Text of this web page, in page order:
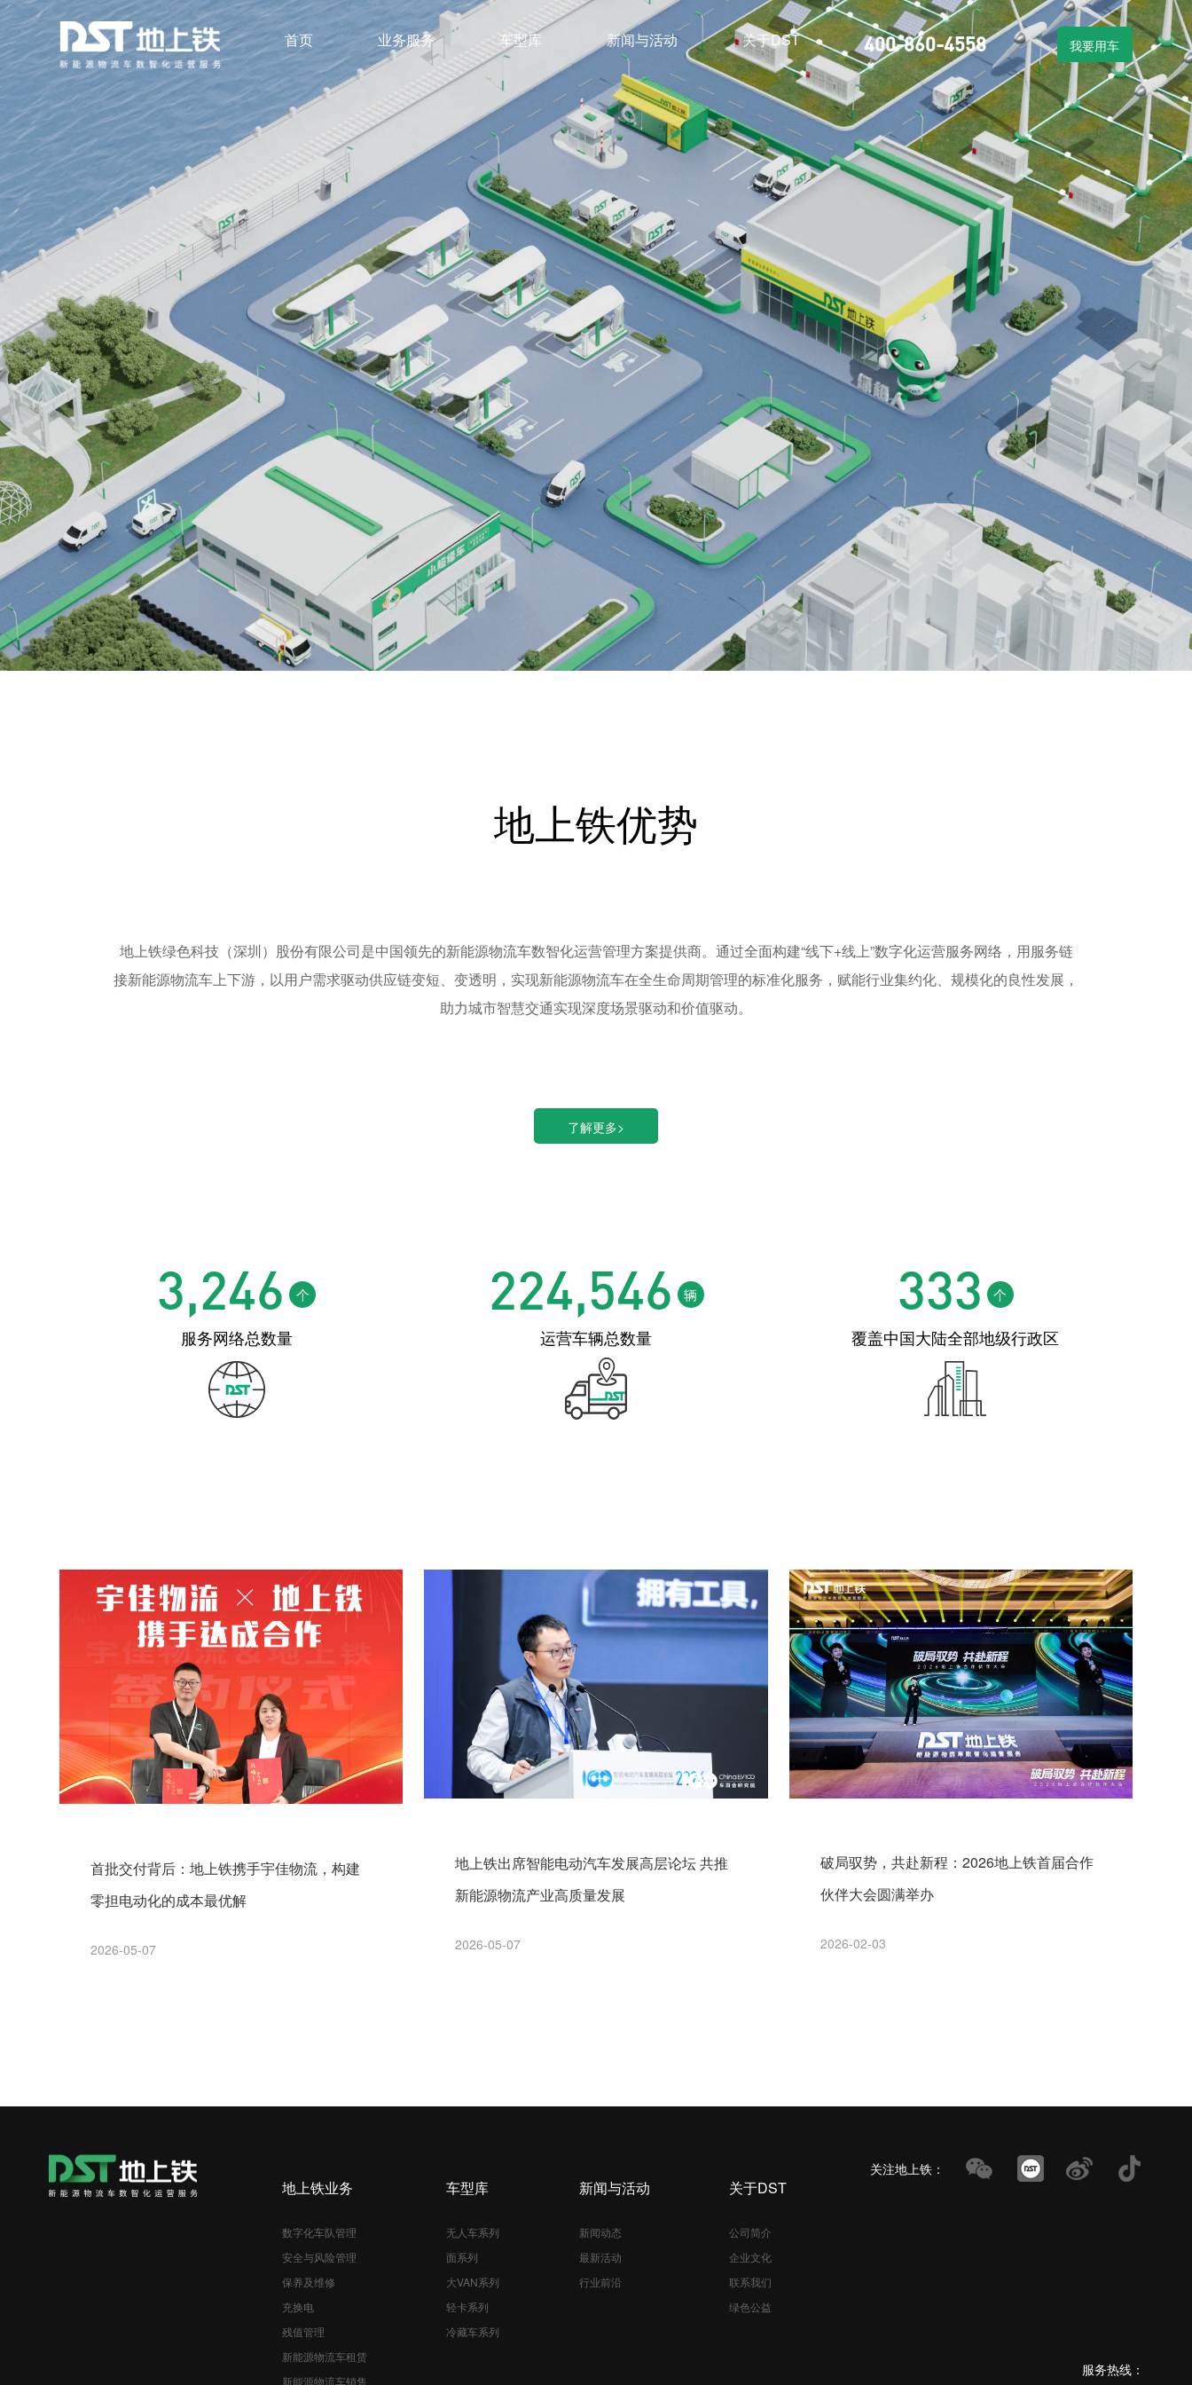
首页 业务服务
数字化车队管理 安全与风险管理 保养及维修 充换电 残值管理 新能源物流车租赁 新能源物流车销售
车型库
无人车系列 面系列 大VAN系列 轻卡系列 冷藏车系列
新闻与活动
新闻动态 最新活动 行业前沿
关于DST
企业文化 联系我们 绿色公益
400-860-4558 我要用车
地上铁优势
地上铁绿色科技（深圳）股份有限公司是中国领先的新能源物流车数智化运营管理方案提供商。通过全面构建“线下+线上”数字化运营服务网络，用服务链
接新能源物流车上下游，以用户需求驱动供应链变短、变透明，实现新能源物流车在全生命周期管理的标准化服务，赋能行业集约化、规模化的良性发展，
助力城市智慧交通实现深度场景驱动和价值驱动。
了解更多>
3,246 个
服务网络总数量
224,546 辆
运营车辆总数量
333 个
覆盖中国大陆全部地级行政区
首批交付背后：地上铁携手宇佳物流，构建
零担电动化的成本最优解
2026-05-07
地上铁出席智能电动汽车发展高层论坛 共推
新能源物流产业高质量发展
2026-05-07
破局驭势，共赴新程：2026地上铁首届合作
伙伴大会圆满举办
2026-02-03
地上铁业务
数字化车队管理
安全与风险管理
保养及维修
充换电
残值管理
新能源物流车租赁
新能源物流车销售
车型库
无人车系列
面系列
大VAN系列
轻卡系列
冷藏车系列
新闻与活动
新闻动态
最新活动
行业前沿
关于DST
公司简介
企业文化
联系我们
绿色公益
关注地上铁：
服务热线：